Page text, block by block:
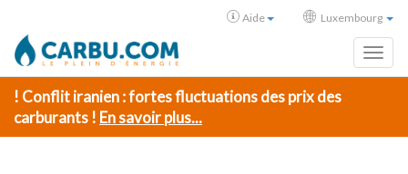
Aide Luxembourg
! Conflit iranien : fortes fluctuations des prix des
carburants ! En savoir plus...